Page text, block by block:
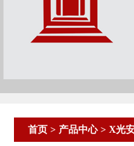
首页 > 产品中心> X光